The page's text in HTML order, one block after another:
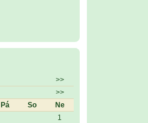
>>
>>
Pá So
Ne
1